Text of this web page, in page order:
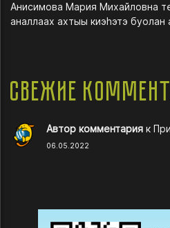
Анисимова Мария Михайловна
аналлаах ахтыы киэһэтэ буолан
Свежие
Автор комментария к
06.05.2022